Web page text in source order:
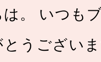
は。 いつも
とうござい